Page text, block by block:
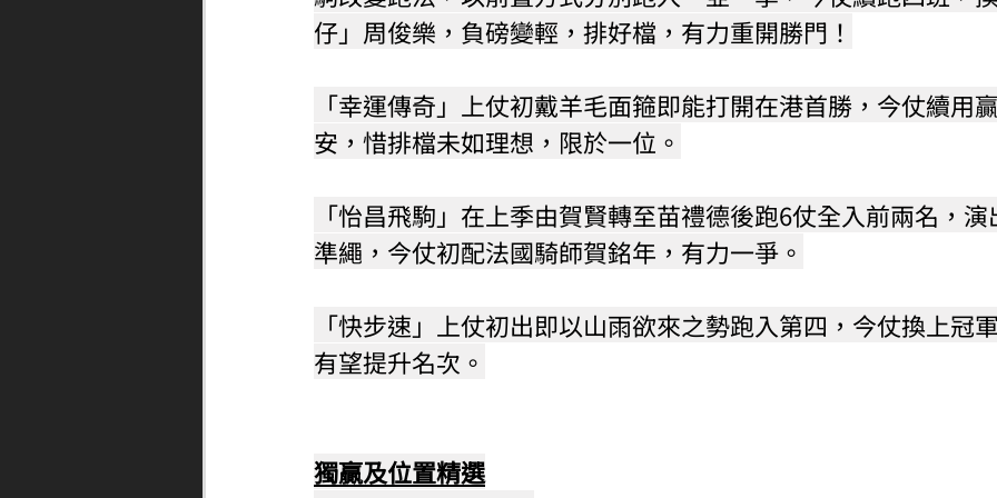
仔」周俊樂，負磅變輕，排好檔，有力重開勝門！
「幸運傳奇」上仗初戴羊毛面箍即能打開在港首勝，今仗續用
安，惜排檔未如理想，限於一位。
「怡昌飛駒」在上季由賀賢轉至苗禮德後跑6仗全入前兩名，
準繩，今仗初配法國騎師賀銘年，有力一爭。
「快步速」上仗初出即以山雨欲來之勢跑入第四，今仗換上冠
有望提升名次。
獨贏及位置精選